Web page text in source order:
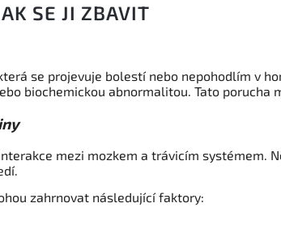
SE JI ZBAVIT
se projevuje bolestí nebo nepohodlím v
biochemickou abnormalitou. Tato
mezi mozkem a trávicím systémem.
zahrnovat následující faktory: